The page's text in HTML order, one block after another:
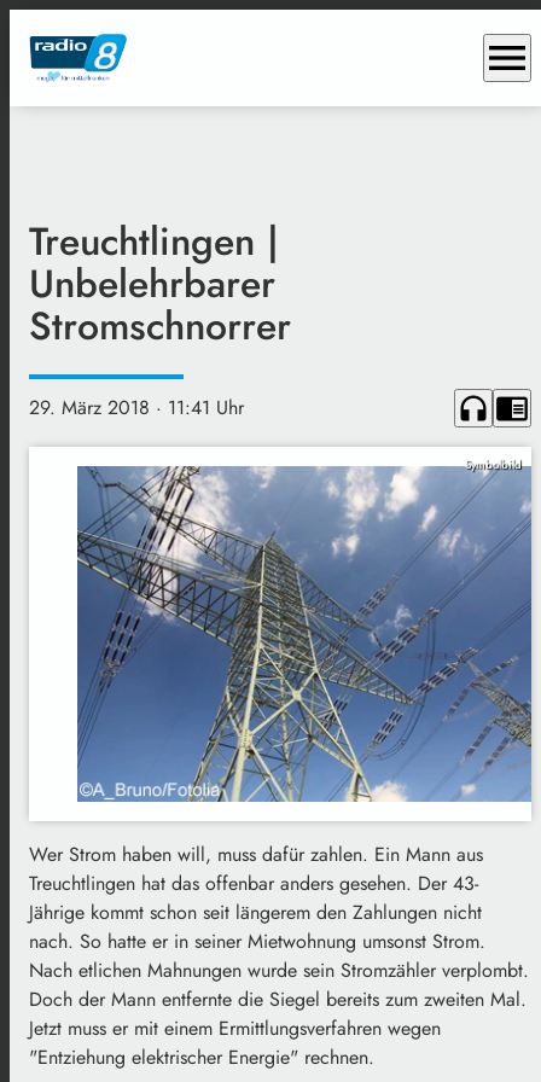
menu
Treuchtlingen |
Unbelehrbarer
Stromschnorrer
29. März 2018 · 11:41 Uhr headphones chrome_reader_mode
Symbolbild
Wer Strom haben will, muss dafür zahlen. Ein Mann aus
Treuchtlingen hat das offenbar anders gesehen. Der 43-
Jährige kommt schon seit längerem den Zahlungen nicht
nach. So hatte er in seiner Mietwohnung umsonst Strom.
Nach etlichen Mahnungen wurde sein Stromzähler verplombt.
Doch der Mann entfernte die Siegel bereits zum zweiten Mal.
Jetzt muss er mit einem Ermittlungsverfahren wegen
"Entziehung elektrischer Energie" rechnen.